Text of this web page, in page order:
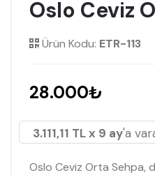
Oslo Ceviz
Ürün Kodu: ETR-113
28.000₺
3.111,11 TL x 9 ay'a
Oslo Ceviz Orta Sehpa,